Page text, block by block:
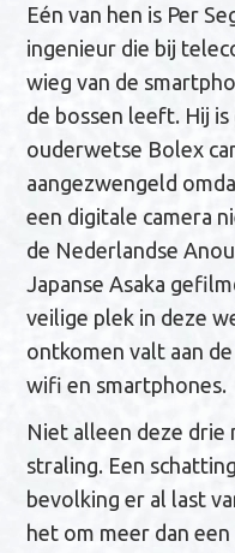
Eén van hen is Per
ingenieur die bij
wieg van de
de bossen leeft. Hij
ouderwetse Bolex
aangezwengeld
een digitale camera
de Nederlandse
Japanse Asaka
veilige plek in deze
ontkomen valt aan
wifi en smartphones.
Niet alleen deze drie
straling. Een
bevolking er al last
het om meer dan